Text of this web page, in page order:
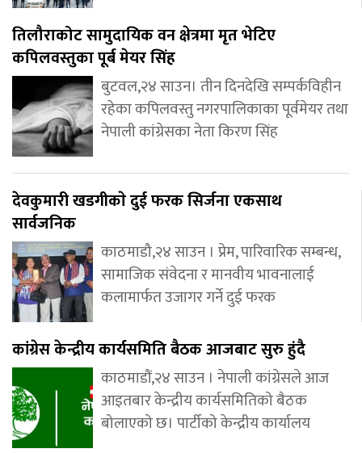
तिलौराकोट सामुदायिक वन क्षेत्रमा मृत भेटिए
कपिलवस्तुका पूर्ब मेयर सिंह
बुटवल,२४ साउन। तीन दिनदेखि सम्पर्कविहीन
रहेका कपिलवस्तु नगरपालिकाका पूर्वमेयर तथा
नेपाली कांग्रेसका नेता किरण सिंह
देवकुमारी खडगीकाे दुई फरक सिर्जना एकसाथ
सार्वजनिक
काठमाडौ,२४ साउन । प्रेम, पारिवारिक सम्बन्ध,
सामाजिक संवेदना र मानवीय भावनालाई
कलामार्फत उजागर गर्ने दुई फरक
कांग्रेस केन्द्रीय कार्यसमिति बैठक आजबाट सुरु हुंदै
काठमाडौं,२४ साउन । नेपाली कांग्रेसले आज
आइतबार केन्द्रीय कार्यसमितिको बैठक
बोलाएको छ। पार्टीको केन्द्रीय कार्यालय